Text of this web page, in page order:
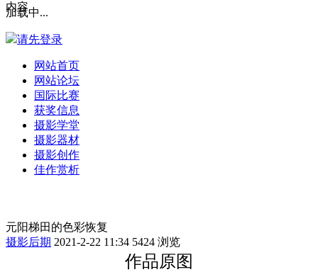
加载中...
请先登录
网站首页
网站论坛
国际比赛
获奖信息
摄影学堂
摄影器材
摄影创作
佳作赏析
内容
元阳梯田的色彩恢复
摄影后期 2021-2-22 11:34 5424 浏览
作品原图